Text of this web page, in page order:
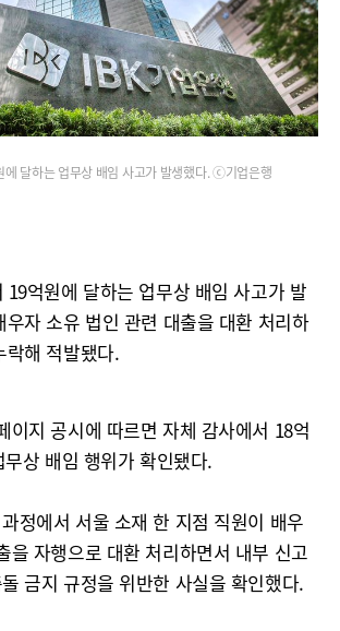
달하는 업무상 배임 사고가 발생했다. ⓒ기업은행
19억원에 달하는 업무상 배임 사고가 발
우자 소유 법인 관련 대출을 대환 처리하
락해 적발됐다.
이지 공시에 따르면 자체 감사에서 18억
상 배임 행위가 확인됐다.
정에서 서울 소재 한 지점 직원이 배우
을 자행으로 대환 처리하면서 내부 신고
금지 규정을 위반한 사실을 확인했다.